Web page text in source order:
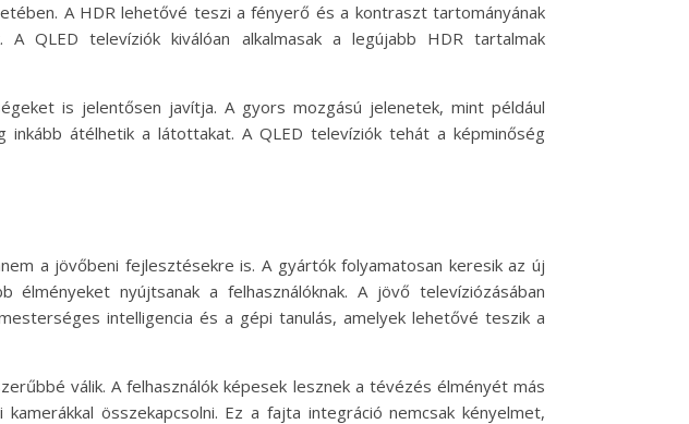
A HDR lehetővé teszi a fényerő és a kontraszt tartományának
QLED televíziók kiválóan alkalmasak a legújabb HDR tartalmak
is jelentősen javítja. A gyors mozgású jelenetek, mint például
átélhetik a látottakat. A QLED televíziók tehát a képminőség
a jövőbeni fejlesztésekre is. A gyártók folyamatosan keresik az új
nyújtsanak a felhasználóknak. A jövő televíziózásában
intelligencia és a gépi tanulás, amelyek lehetővé teszik a
válik. A felhasználók képesek lesznek a tévézés élményét más
összekapcsolni. Ez a fajta integráció nemcsak kényelmet,